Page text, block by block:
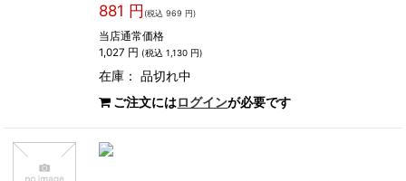
881 円 (税込 969 円)
当店通常価格
1,027 円 (税込 1,130 円)
在庫：品切れ中
ご注文にはログインが必要です